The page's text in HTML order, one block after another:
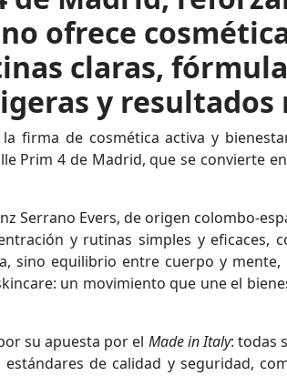
ofrece
claras,
y resultados
firma de cosmética activa y
Prim 4 de Madrid, que se convierte
Serrano Evers, de origen colombo-
y rutinas simples y eficaces,
sino equilibrio entre cuerpo y
un movimiento que une el
su apuesta por el Made in Italy: todas
de calidad y seguridad,